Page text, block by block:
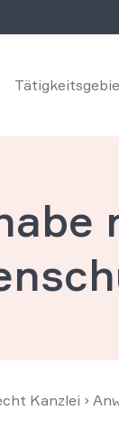
Kanzlei ›